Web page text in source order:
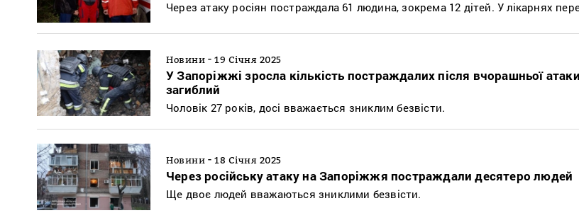
Через атаку росіян постраждала 61 людина, зокрема 12 дітей. У лікарнях
Новини - 19 Січня 2025
У Запоріжжі зросла кількість постраждалих після вчорашньої
загиблий
Чоловік 27 років, досі вважається зниклим безвісти.
Новини - 18 Січня 2025
Через російську атаку на Запоріжжя постраждали десятеро людей
Ще двоє людей вважаються зниклими безвісти.